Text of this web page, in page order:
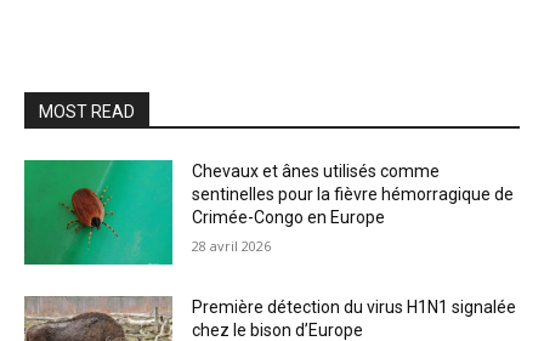
MOST READ
Chevaux et ânes utilisés comme
sentinelles pour la fièvre hémorragique de
Crimée-Congo en Europe
28 avril 2026
Première détection du virus H1N1 signalée
chez le bison d’Europe